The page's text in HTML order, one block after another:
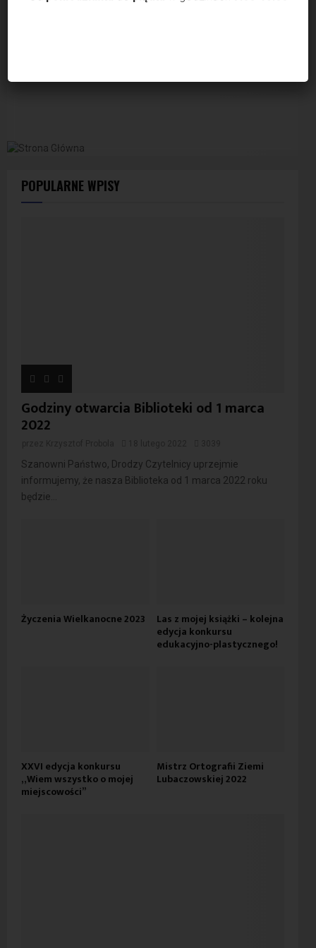
POPULARNE WPISY
Godziny otwarcia Biblioteki od 1 marca
2022
Szanowni Państwo, Drodzy Czytelnicy uprzejmie
informujemy, że nasza Biblioteka od 1 marca 2022 roku
będzie...
Życzenia Wielkanocne 2023 Las z mojej książki – kolejna
edycja konkursu
edukacyjno-plastycznego!
XXVI edycja konkursu
„Wiem wszystko o mojej
miejscowości”
Mistrz Ortografii Ziemi
Lubaczowskiej 2022